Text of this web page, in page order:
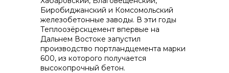
info@vostokcement.ru
Биробиджанский и Комсомольский
железобетонные заводы. В эти годы
Теплоозёрскцемент впервые на
Дальнем Востоке запустил
производство портландцемента марки
600, из которого получается
высокопрочный бетон.